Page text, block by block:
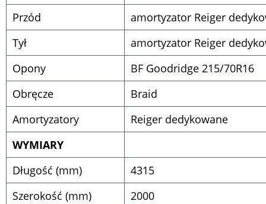
Przód
amortyzator Reiger
Tył
amortyzator Reiger
Opony
BF Goodridge 215/70R16
Obręcze
Braid
Amortyzatory
Reiger dedykowane
WYMIARY
Długość (mm)
4315
Szerokość (mm)
2000